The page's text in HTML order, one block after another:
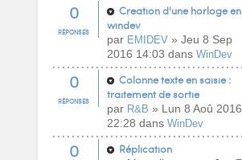
0
RÉPONSES
Creation d'une horloge en
windev
par EMIDEV» Jeu 8 Sep
2016 14:03 dans WinDev
0
RÉPONSES
Colonne texte en saisie :
traitement de sortie
par R&B » Lun 8 Aoû 2016
22:28 dans WinDev
0 Réplication